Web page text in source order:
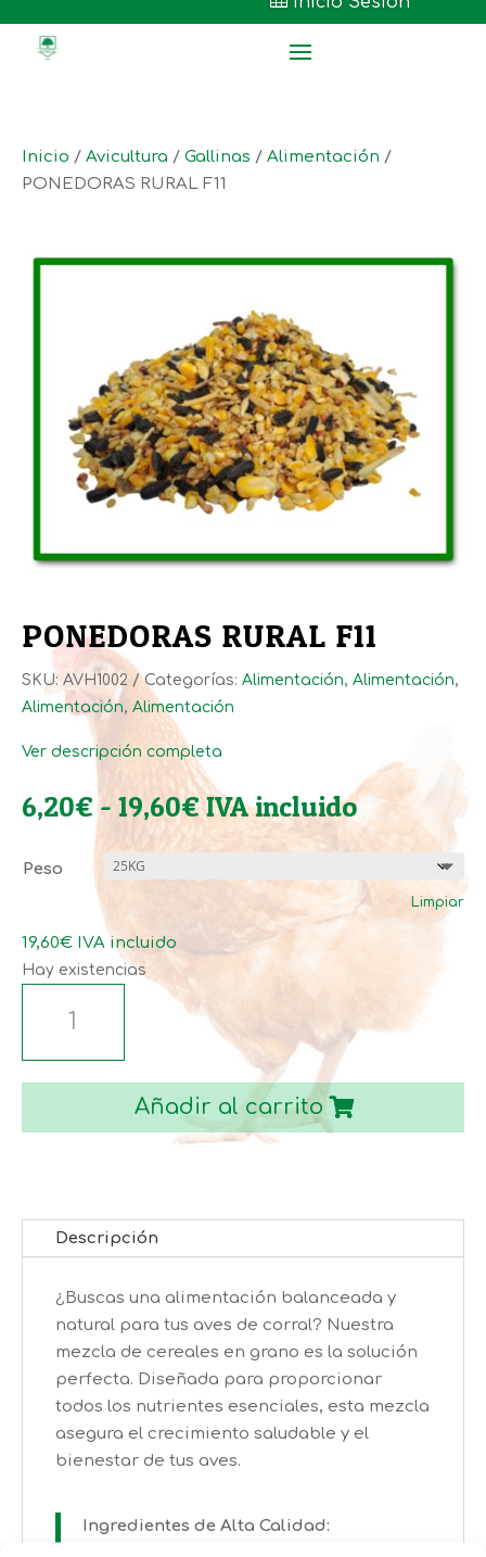
Inicio / Avicultura / Gallinas / Alimentación /
PONEDORAS RURAL F11
PONEDORAS RURAL F11
SKU:AVH1002 Categorías: Alimentación, Alimentación,
Alimentación, Alimentación
Ver descripción completa
6,20€ - 19,60€Rango
de
precios:
desde
hasta
19,60€
IVA incluido
Peso
Limpiar
19,60€ IVA incluido
Hay existencias
Añadir al carrito
Descripción
¿Buscas una alimentación balanceada y
natural para tus aves de corral? Nuestra
mezcla de cereales en grano es la solución
perfecta. Diseñada para proporcionar
todos los nutrientes esenciales, esta mezcla
asegura el crecimiento saludable y el
bienestar de tus aves.
Ingredientes de Alta Calidad: